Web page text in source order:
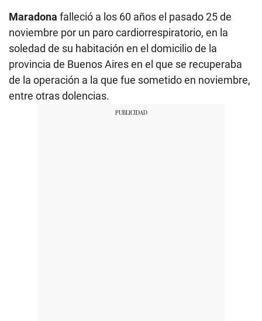
Maradona falleció a los 60 años el pasado 25 de
noviembre por un paro cardiorrespiratorio, en la
soledad de su habitación en el domicilio de la
provincia de Buenos Aires en el que se recuperaba
de la operación a la que fue sometido en noviembre,
entre otras dolencias.